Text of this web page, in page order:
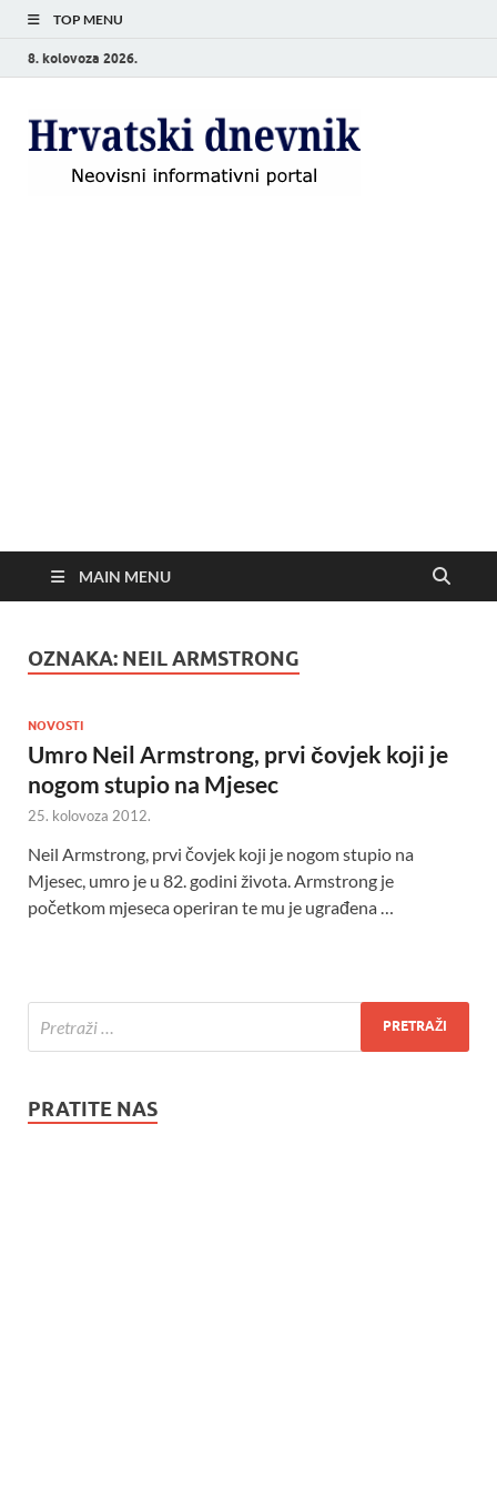
TOP MENU
8. kolovoza 2026.
MAIN MENU
OZNAKA: NEIL ARMSTRONG
NOVOSTI
Umro Neil Armstrong, prvi čovjek koji je
nogom stupio na Mjesec
25. kolovoza 2012.
Neil Armstrong, prvi čovjek koji je nogom stupio na
Mjesec, umro je u 82. godini života. Armstrong je
početkom mjeseca operiran te mu je ugrađena …
PRATITE NAS